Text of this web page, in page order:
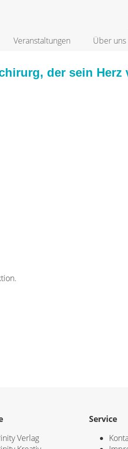
Veranstaltungen Über uns
der sein Herz
Verlag
Service